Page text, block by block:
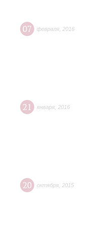
07 февраля 2016
21 января 2016
20 октября 2015